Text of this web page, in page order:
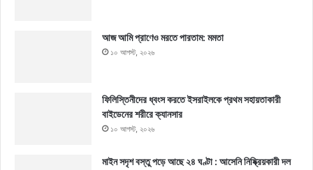
আজ আমি প্রাণেও মরতে পারতাম: মমতা
১০ আগস্ট, ২০২৬
ফিলিস্তিনীদের ধ্বংস করতে ইসরাইলকে প্রথম সহায়তাকারী
বাইডেনের শরীরে ক্যানসার
১০ আগস্ট, ২০২৬
মাইন সদৃশ বস্তু পড়ে আছে ২৪ ঘণ্টা : আসেনি নিষ্ক্রিয়কারী দল